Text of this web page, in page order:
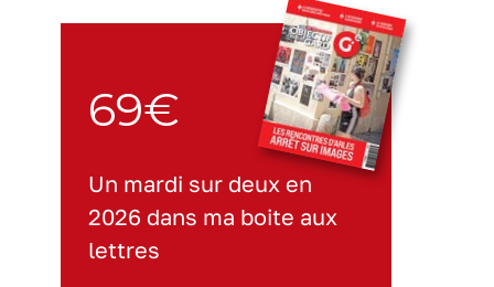
69€
Un mardi sur deux en
2026 dans ma boite aux
lettres